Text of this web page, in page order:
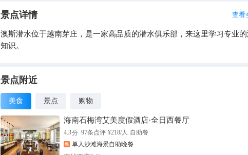
景点详情 查看
澳斯潜水位于越南芽庄，是一家高品质的潜水俱乐部，来这里学习专业
知识。
景点附近
美食 景点 购物
海南石梅湾艾美度假酒店·全日西餐厅
4.3分 97条点评 ¥218/人 自助餐
单人沙滩海景自助晚餐